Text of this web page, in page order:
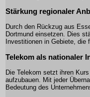
Stärkung regionaler
Durch den Rückzug aus
Dortmund einsetzen. Dies
Investitionen in Gebiete, die
Telekom als nationaler
Die Telekom setzt ihren
aufzubauen. Mit jeder
Bedeutung des